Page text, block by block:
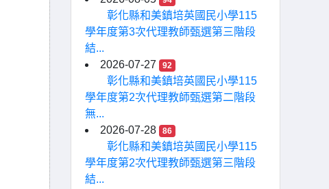
彰化縣和美鎮培英國民小學115
學年度第3次代理教師甄選第三階段
結...
2026-07-27
92
彰化縣和美鎮培英國民小學115
學年度第2次代理教師甄選第二階段
無...
2026-07-28
86
彰化縣和美鎮培英國民小學115
學年度第2次代理教師甄選第三階段
結...